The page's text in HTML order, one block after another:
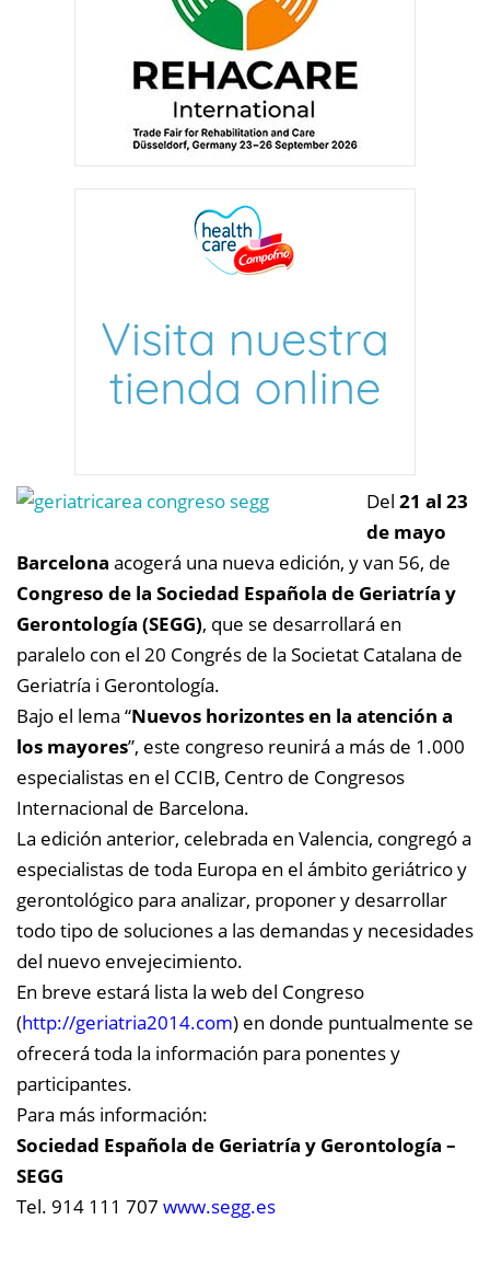
Del 21 al 23
de mayo
Barcelona acogerá una nueva edición, y van 56, de
Congreso de la Sociedad Española de Geriatría y
Gerontología (SEGG), que se desarrollará en
paralelo con el 20 Congrés de la Societat Catalana de
Geriatría i Gerontología.
Bajo el lema “Nuevos horizontes en la atención a
los mayores”, este congreso reunirá a más de 1.000
especialistas en el CCIB, Centro de Congresos
Internacional de Barcelona.
La edición anterior, celebrada en Valencia, congregó a
especialistas de toda Europa en el ámbito geriátrico y
gerontológico para analizar, proponer y desarrollar
todo tipo de soluciones a las demandas y necesidades
del nuevo envejecimiento.
En breve estará lista la web del Congreso
(http://geriatria2014.com) en donde puntualmente se
ofrecerá toda la información para ponentes y
participantes.
Para más información:
Sociedad Española de Geriatría y Gerontología –
SEGG
Tel. 914 111 707 www.segg.es